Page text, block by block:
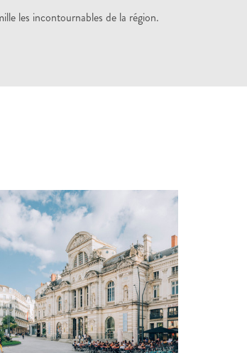
les incontournables de la région.